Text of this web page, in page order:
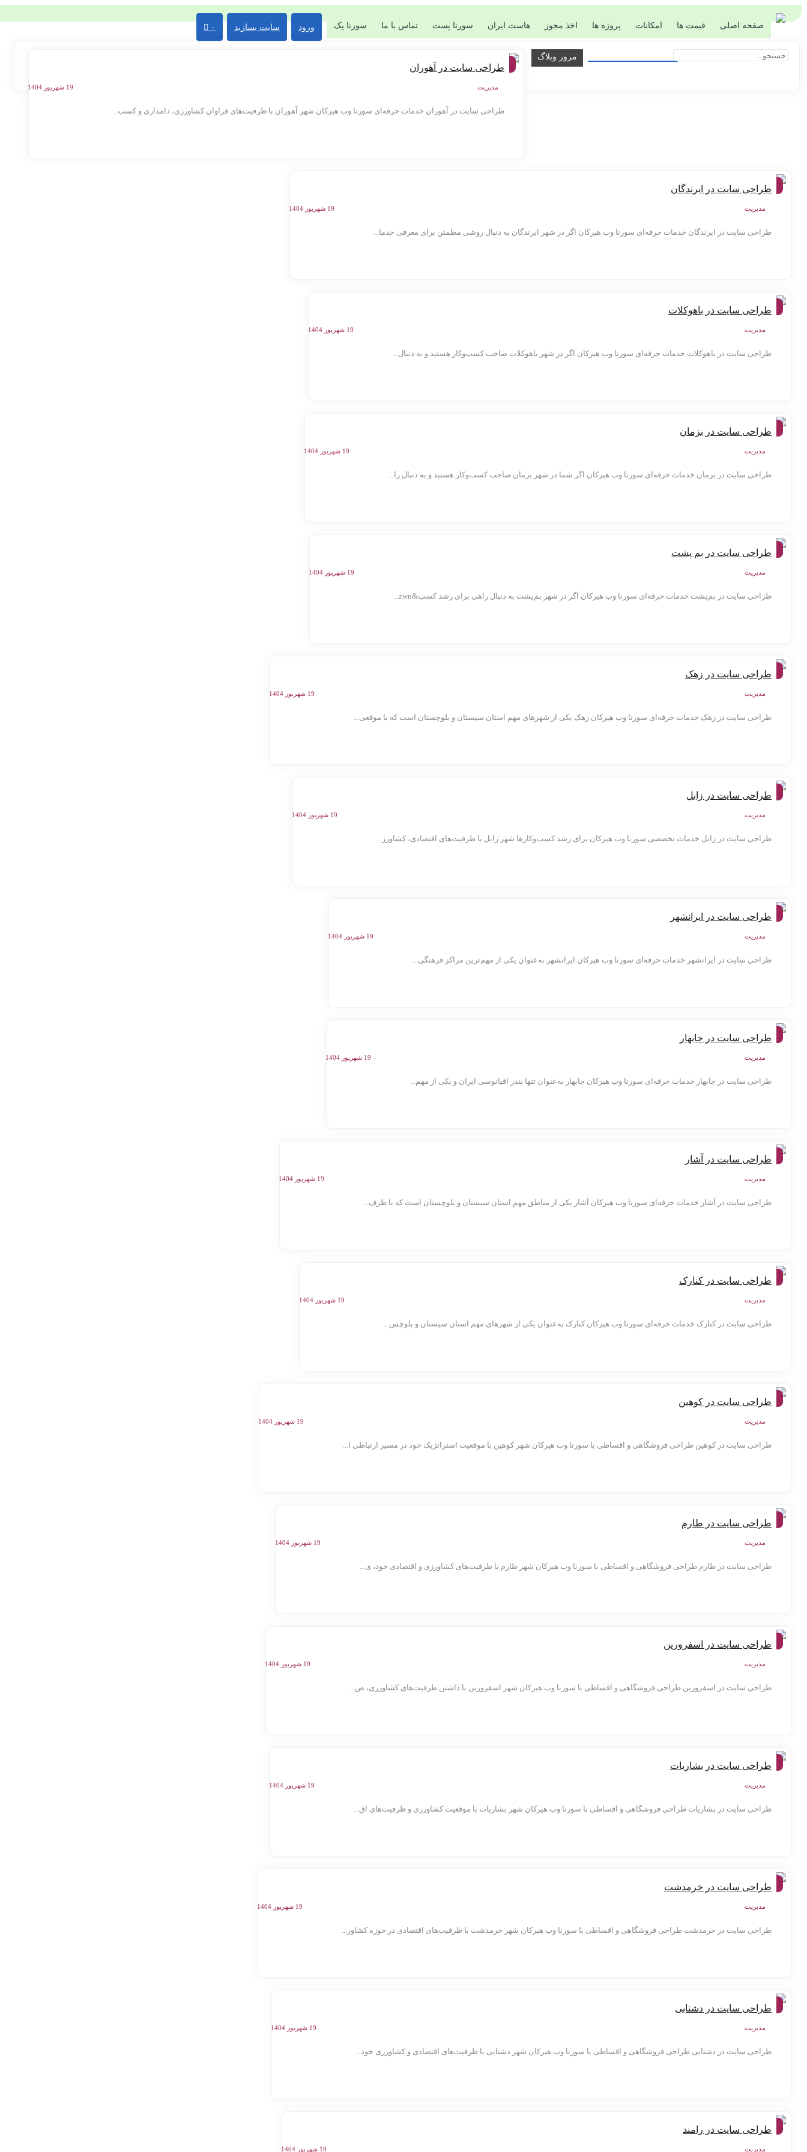
صفحه اصلی قیمت ها امکانات پروژه ها اخذ مجوز هاست ایران سورنا پست تماس با ما سورنا پک ورود سایت بسازید ۰
مرور وبلاگ
هاطراحی سایت در آهوران
مدیریت 19 شهریور 1404
طراحی سایت در آهوران خدمات حرفه‌ای سورنا وب هیرکان شهر آهوران با ظرفیت‌های فراوان کشاورزی، دامداری و کسب...
هاطراحی سایت در ایرندگان
مدیریت 19 شهریور 1404
طراحی سایت در ایرندگان خدمات حرفه‌ای سورنا وب هیرکان اگر در شهر ایرندگان به دنبال روشی مطمئن برای معرفی خدما...
هاطراحی سایت در باهوکلات
مدیریت 19 شهریور 1404
طراحی سایت در باهوکلات خدمات حرفه‌ای سورنا وب هیرکان اگر در شهر باهوکلات صاحب کسب‌وکار هستید و به دنبال...
هاطراحی سایت در بزمان
مدیریت 19 شهریور 1404
طراحی سایت در بزمان خدمات حرفه‌ای سورنا وب هیرکان اگر شما در شهر بزمان صاحب کسب‌وکار هستید و به دنبال را...
هاطراحی سایت در بم پشت
مدیریت 19 شهریور 1404
طراحی سایت در بم‌پشت خدمات حرفه‌ای سورنا وب هیرکان اگر در شهر بم‌پشت به دنبال راهی برای رشد کسب&zwn...
هاطراحی سایت در زهک
مدیریت 19 شهریور 1404
طراحی سایت در زهک خدمات حرفه‌ای سورنا وب هیرکان زهک یکی از شهرهای مهم استان سیستان و بلوچستان است که با موقعی...
هاطراحی سایت در زابل
مدیریت 19 شهریور 1404
طراحی سایت در زابل خدمات تخصصی سورنا وب هیرکان برای رشد کسب‌وکارها شهر زابل با ظرفیت‌های اقتصادی، کشاورز...
هاطراحی سایت در ایرانشهر
مدیریت 19 شهریور 1404
طراحی سایت در ایرانشهر خدمات حرفه‌ای سورنا وب هیرکان ایرانشهر به‌عنوان یکی از مهم‌ترین مراکز فرهنگی...
هاطراحی سایت در چابهار
مدیریت 19 شهریور 1404
طراحی سایت در چابهار خدمات حرفه‌ای سورنا وب هیرکان چابهار به‌عنوان تنها بندر اقیانوسی ایران و یکی از مهم...
هاطراحی سایت در آشار
مدیریت 19 شهریور 1404
طراحی سایت در آشار خدمات حرفه‌ای سورنا وب هیرکان آشار یکی از مناطق مهم استان سیستان و بلوچستان است که با ظرف...
هاطراحی سایت در کنارک
مدیریت 19 شهریور 1404
طراحی سایت در کنارک خدمات حرفه‌ای سورنا وب هیرکان کنارک به‌عنوان یکی از شهرهای مهم استان سیستان و بلوچس...
هاطراحی سایت در کوهین
مدیریت 19 شهریور 1404
طراحی سایت در کوهین طراحی فروشگاهی و اقساطی با سورنا وب هیرکان شهر کوهین با موقعیت استراتژیک خود در مسیر ارتباطی ا...
هاطراحی سایت در طارم
مدیریت 19 شهریور 1404
طراحی سایت در طارم طراحی فروشگاهی و اقساطی با سورنا وب هیرکان شهر طارم با ظرفیت‌های کشاورزی و اقتصادی خود، ی...
هاطراحی سایت در اسفرورین
مدیریت 19 شهریور 1404
طراحی سایت در اسفرورین طراحی فروشگاهی و اقساطی با سورنا وب هیرکان شهر اسفرورین با داشتن ظرفیت‌های کشاورزی، ص...
هاطراحی سایت در بشاریات
مدیریت 19 شهریور 1404
طراحی سایت در بشاریات طراحی فروشگاهی و اقساطی با سورنا وب هیرکان شهر بشاریات با موقعیت کشاورزی و ظرفیت‌های اق...
هاطراحی سایت در خرمدشت
مدیریت 19 شهریور 1404
طراحی سایت در خرمدشت طراحی فروشگاهی و اقساطی با سورنا وب هیرکان شهر خرمدشت با ظرفیت‌های اقتصادی در حوزه کشاور...
هاطراحی سایت در دشتابی
مدیریت 19 شهریور 1404
طراحی سایت در دشتابی طراحی فروشگاهی و اقساطی با سورنا وب هیرکان شهر دشتابی با ظرفیت‌های اقتصادی و کشاورزی خود...
هاطراحی سایت در رامند
مدیریت 19 شهریور 1404